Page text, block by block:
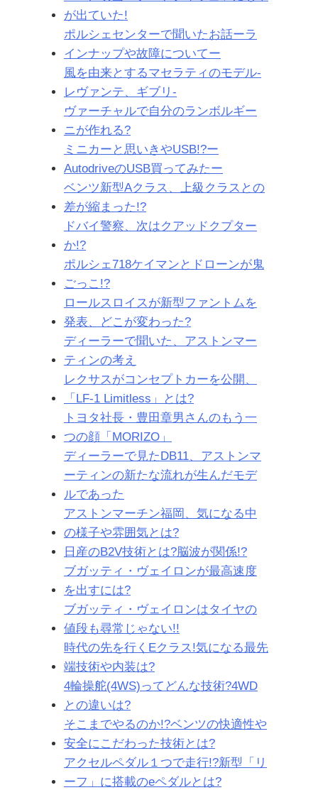
が出ていた!
ポルシェセンターで聞いたお話ーラ
インナップや故障についてー
風を由来とするマセラティのモデル-
レヴァンテ、ギブリ-
ヴァーチャルで自分のランボルギー
ニが作れる?
ミニカーと思いきやUSB!?ー
AutodriveのUSB買ってみたー
ベンツ新型Aクラス、上級クラスとの
差が縮まった!?
ドバイ警察、次はクアッドクプター
か!?
ポルシェ718ケイマンとドローンが鬼
ごっこ!?
ロールスロイスが新型ファントムを
発表、どこが変わった?
ディーラーで聞いた、アストンマー
ティンの考え
レクサスがコンセプトカーを公開、
「LF-1 Limitless」とは?
トヨタ社長・豊田章男さんのもう一
つの顔「MORIZO」
ディーラーで見たDB11、アストンマ
ーティンの新たな流れが生んだモデ
ルであった
アストンマーチン福岡、気になる中
の様子や雰囲気とは?
日産のB2V技術とは?脳波が関係!?
ブガッティ・ヴェイロンが最高速度
を出すには?
ブガッティ・ヴェイロンはタイヤの
値段も尋常じゃない!!
時代の先を行くEクラス!気になる最先
端技術や内装は?
4輪操舵(4WS)ってどんな技術?4WD
との違いは?
そこまでやるのか!?ベンツの快適性や
安全にこだわった技術とは?
アクセルペダル１つで走行!?新型「リ
ーフ」に搭載のeペダルとは?